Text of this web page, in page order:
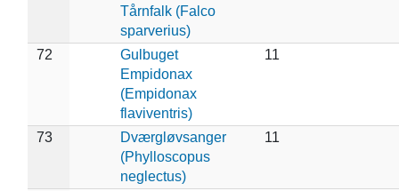
Tårnfalk (Falco
sparverius)
72
Gulbuget
Empidonax
(Empidonax
flaviventris)
11
73
Dværgløvsanger
(Phylloscopus
neglectus)
11